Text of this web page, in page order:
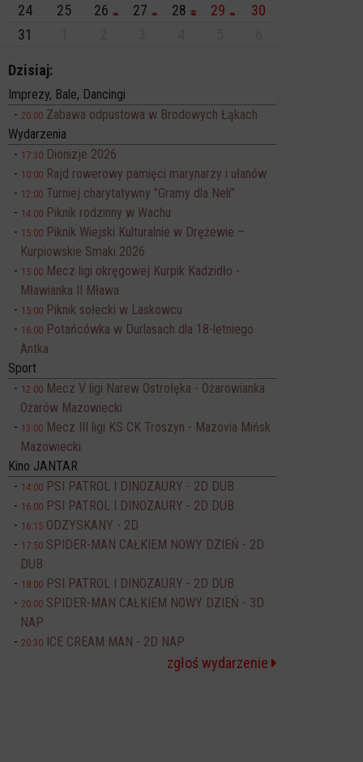
24
25 26 27 28 29
30
31
Dzisiaj:
Imprezy, Bale, Dancingi
20:00 Zabawa odpustowa w Brodowych Łąkach
Wydarzenia
17:30 Dionizje 2026
10:00 Rajd rowerowy pamięci marynarzy i ułanów
12:00 Turniej charytatywny "Gramy dla Neli"
14:00 Piknik rodzinny w Wachu
15:00 Piknik Wiejski Kulturalnie w Drężewie –
Kurpiowskie Smaki 2026
15:00 Mecz ligi okręgowej Kurpik Kadzidło -
Mławianka II Mława
15:00 Piknik sołecki w Laskowcu
16:00 Potańcówka w Durlasach dla 18-letniego
Antka
Sport
12:00 Mecz V ligi Narew Ostrołęka - Ożarowianka
Ożarów Mazowiecki
13:00 Mecz III ligi KS CK Troszyn - Mazovia Mińsk
Mazowiecki
Kino JANTAR
14:00 PSI PATROL I DINOZAURY - 2D DUB
16:00 PSI PATROL I DINOZAURY - 2D DUB
16:15 ODZYSKANY - 2D
17:50 SPIDER-MAN CAŁKIEM NOWY DZIEŃ - 2D
DUB
18:00 PSI PATROL I DINOZAURY - 2D DUB
20:00 SPIDER-MAN CAŁKIEM NOWY DZIEŃ - 3D
NAP
20:30 ICE CREAM MAN - 2D NAP
zgłoś wydarzenie